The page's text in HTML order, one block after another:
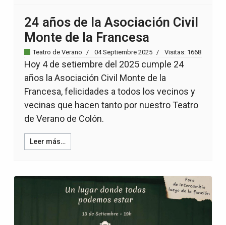
24 años de la Asociación Civil
Monte de la Francesa
Teatro de Verano 04 Septiembre 2025 Visitas: 1668
Hoy 4 de setiembre del 2025 cumple 24
años la Asociación Civil Monte de la
Francesa, felicidades a todos los vecinos y
vecinas que hacen tanto por nuestro Teatro
de Verano de Colón.
Leer más…